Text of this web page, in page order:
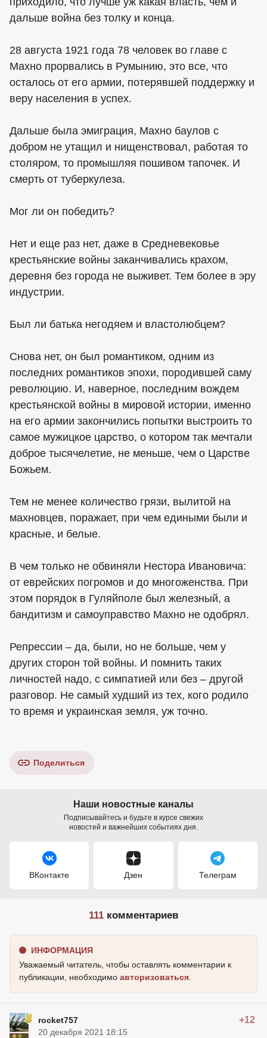
дальше война без толку и конца.
28 августа 1921 года 78 человек во главе с
Махно прорвались в Румынию, это все, что
осталось от его армии, потерявшей поддержку и
веру населения в успех.
Дальше была эмиграция, Махно баулов с
добром не утащил и нищенствовал, работая то
столяром, то промышляя пошивом тапочек. И
смерть от туберкулеза.
Мог ли он победить?
Нет и еще раз нет, даже в Средневековье
крестьянские войны заканчивались крахом,
деревня без города не выживет. Тем более в эру
индустрии.
Был ли батька негодяем и властолюбцем?
Снова нет, он был романтиком, одним из
последних романтиков эпохи, породившей саму
революцию. И, наверное, последним вождем
крестьянской войны в мировой истории, именно
на его армии закончились попытки выстроить то
самое мужицкое царство, о котором так мечтали
доброе тысячелетие, не меньше, чем о Царстве
Божьем.
Тем не менее количество грязи, вылитой на
махновцев, поражает, при чем едиными были и
красные, и белые.
В чем только не обвиняли Нестора Ивановича:
от еврейских погромов и до многоженства. При
этом порядок в Гуляйполе был железный, а
бандитизм и самоуправство Махно не одобрял.
Репрессии – да, были, но не больше, чем у
других сторон той войны. И помнить таких
личностей надо, с симпатией или без – другой
разговор. Не самый худший из тех, кого родило
то время и украинская земля, уж точно.
Поделиться
Наши новостные каналы
Подписывайтесь и будьте в курсе свежих
новостей и важнейших событиях дня.
ВКонтакте Дзен Телеграм
111 комментариев
ИНФОРМАЦИЯ
Уважаемый читатель, чтобы оставлять комментарии к
публикации, необходимо авторизоваться
rocket757 +12
20 декабря 2021 18:15